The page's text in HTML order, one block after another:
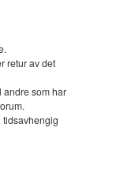
retur av det
andre som har
tidsavhengig